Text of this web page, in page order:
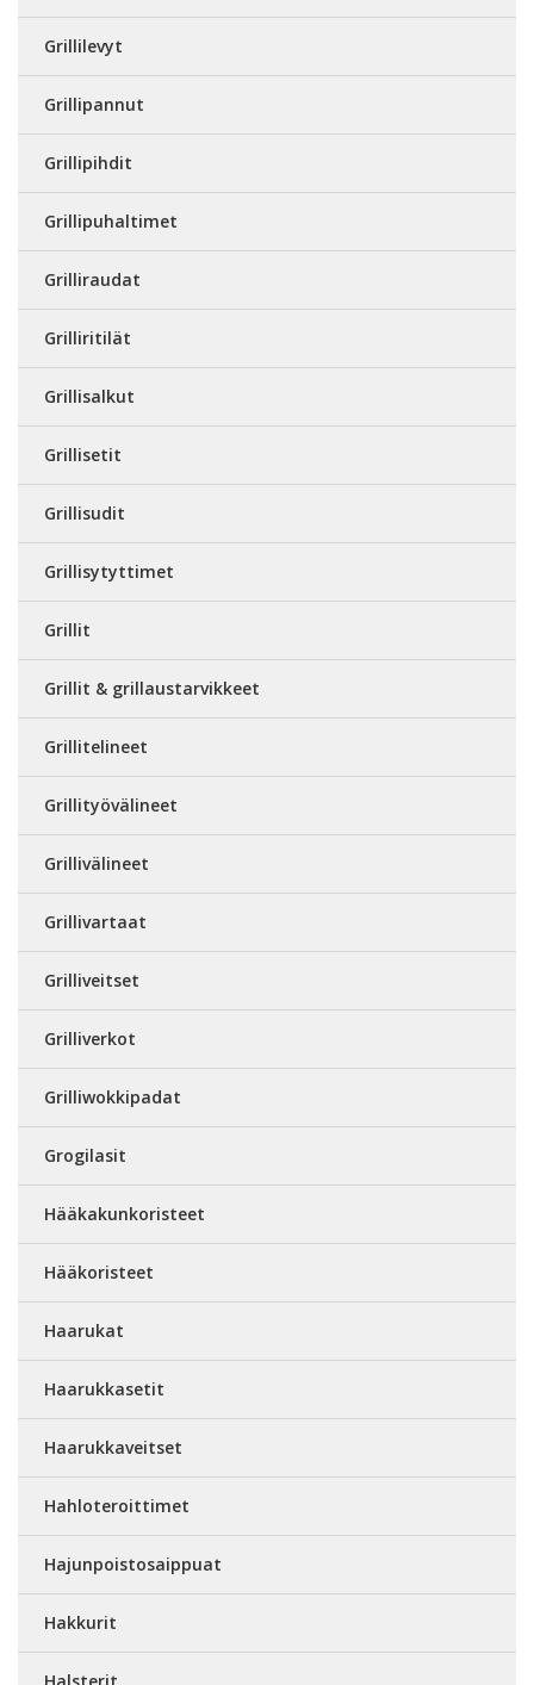
Grillilevyt
Grillipannut
Grillipihdit
Grillipuhaltimet
Grilliraudat
Grilliritilät
Grillisalkut
Grillisetit
Grillisudit
Grillisytyttimet
Grillit
Grillit & grillaustarvikkeet
Grillitelineet
Grillityövälineet
Grillivälineet
Grillivartaat
Grilliveitset
Grilliverkot
Grilliwokkipadat
Grogilasit
Hääkakunkoristeet
Hääkoristeet
Haarukat
Haarukkasetit
Haarukkaveitset
Hahloteroittimet
Hajunpoistosaippuat
Hakkurit